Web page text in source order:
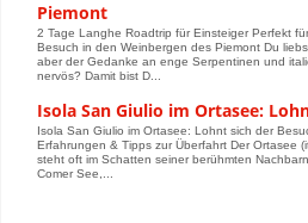
Piemont
2 Tage Langhe Roadtrip für Einsteiger Perfekt
Besuch in den Weinbergen des Piemont Du
aber der Gedanke an enge Serpentinen und
nervös? Damit bist D...
Isola San Giulio im Ortasee:
Isola San Giulio im Ortasee: Lohnt sich der
Erfahrungen & Tipps zur Überfahrt Der Ortasee
steht oft im Schatten seiner berühmten
Comer See,...